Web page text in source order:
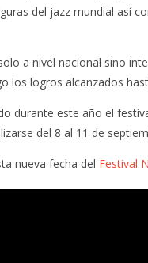
del jazz mundial así
a nivel nacional sino
los logros alcanzados
durante este año el
del 8 al 11 de
nueva fecha del Festival